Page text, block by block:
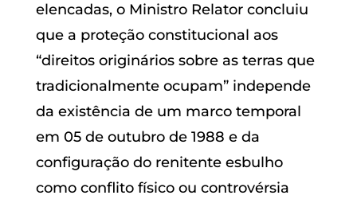
elencadas, o Ministro Relator concluiu
que a proteção constitucional aos
“direitos originários sobre as terras que
tradicionalmente ocupam” independe
da existência de um marco temporal
em 05 de outubro de 1988 e da
configuração do renitente esbulho
como conflito físico ou controvérsia